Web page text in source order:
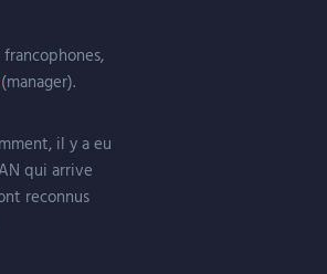
(manager).
il y a eu
qui arrive
reconnus